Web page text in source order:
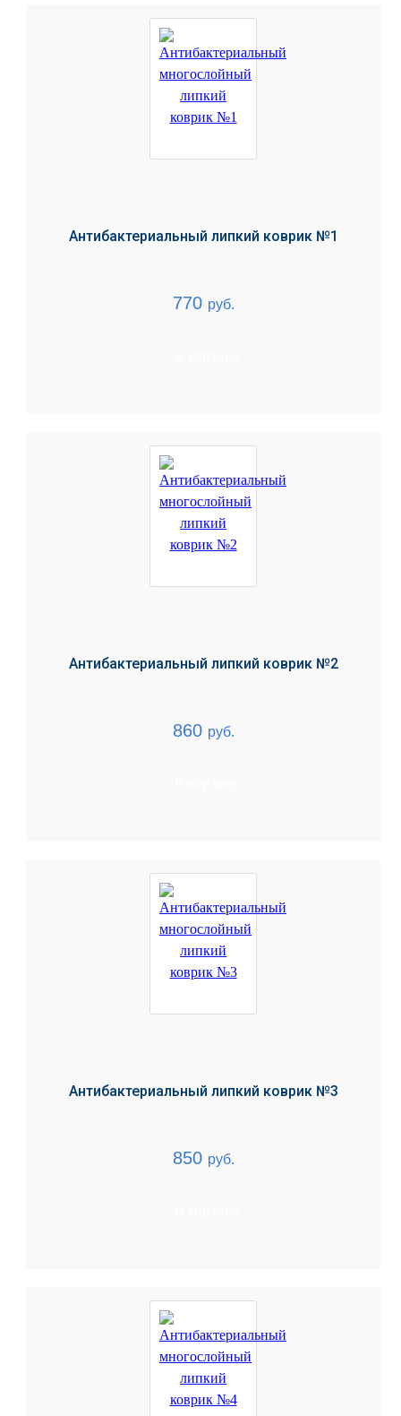
Антибактериальный липкий коврик №1
770 руб.
Антибактериальный липкий коврик №2
860 руб.
Антибактериальный липкий коврик №3
850 руб.